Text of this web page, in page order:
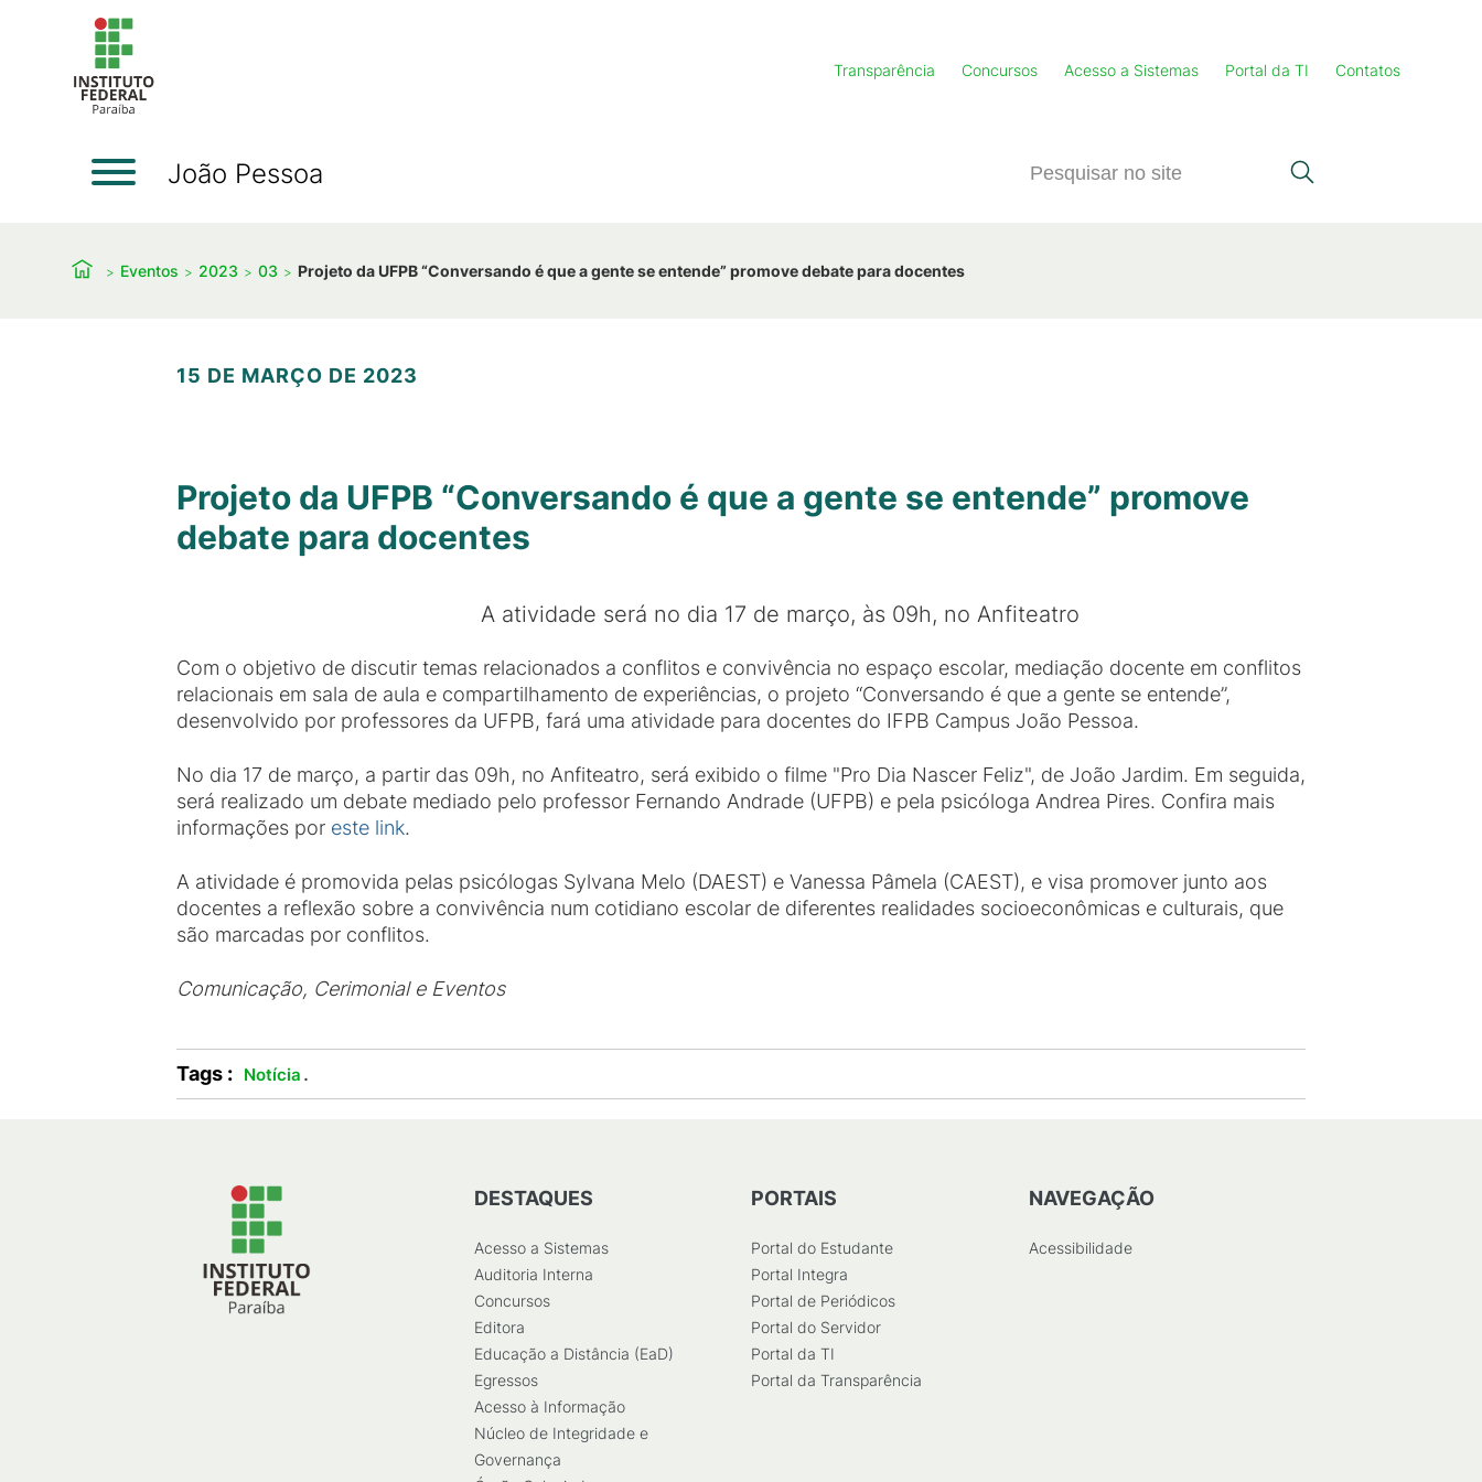
Transparência Concursos Acesso a Sistemas Portal da TI Contatos
João Pessoa
Eventos 2023 03 Projeto da UFPB “Conversando é que a gente se entende” promove debate para docentes
15 DE MARÇO DE 2023
Projeto da UFPB “Conversando é que a gente se entende” promove
debate para docentes
A atividade será no dia 17 de março, às 09h, no Anfiteatro
Com o objetivo de discutir temas relacionados a conflitos e convivência no espaço escolar, mediação docente em conflitos
relacionais em sala de aula e compartilhamento de experiências, o projeto “Conversando é que a gente se entende”,
desenvolvido por professores da UFPB, fará uma atividade para docentes do IFPB Campus João Pessoa.
No dia 17 de março, a partir das 09h, no Anfiteatro, será exibido o filme "Pro Dia Nascer Feliz", de João Jardim. Em seguida,
será realizado um debate mediado pelo professor Fernando Andrade (UFPB) e pela psicóloga Andrea Pires. Confira mais
informações por este link.
A atividade é promovida pelas psicólogas Sylvana Melo (DAEST) e Vanessa Pâmela (CAEST), e visa promover junto aos
docentes a reflexão sobre a convivência num cotidiano escolar de diferentes realidades socioeconômicas e culturais, que
são marcadas por conflitos.
Comunicação, Cerimonial e Eventos
Tags : Notícia .
DESTAQUES
Acesso a Sistemas
Auditoria Interna
Concursos
Editora
Educação a Distância (EaD)
Egressos
Acesso à Informação
Núcleo de Integridade e
Governança
PORTAIS
Portal do Estudante
Portal Integra
Portal de Periódicos
Portal do Servidor
Portal da TI
Portal da Transparência
NAVEGAÇÃO
Acessibilidade